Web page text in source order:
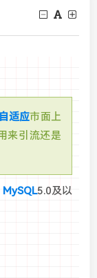
自适应市面上
来引流还是
MySQL5.0及以